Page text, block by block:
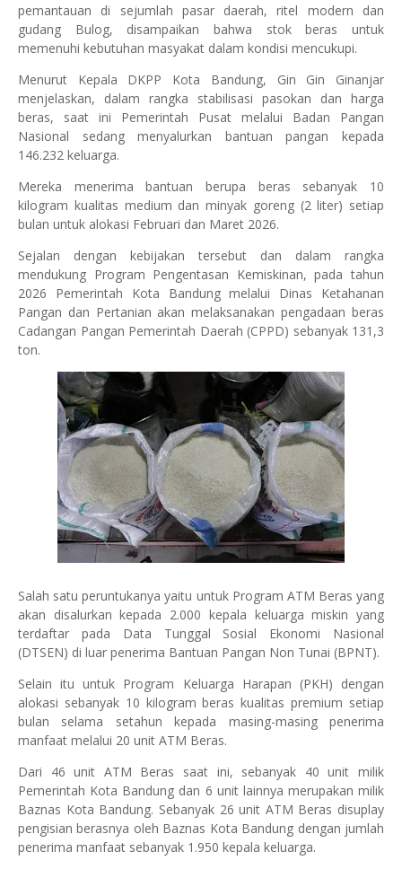
pemantauan di sejumlah pasar daerah, ritel modern dan
gudang Bulog, disampaikan bahwa stok beras untuk
memenuhi kebutuhan masyakat dalam kondisi mencukupi.
Menurut Kepala DKPP Kota Bandung, Gin Gin Ginanjar
menjelaskan, dalam rangka stabilisasi pasokan dan harga
beras, saat ini Pemerintah Pusat melalui Badan Pangan
Nasional sedang menyalurkan bantuan pangan kepada
146.232 keluarga.
Mereka menerima bantuan berupa beras sebanyak 10
kilogram kualitas medium dan minyak goreng (2 liter) setiap
bulan untuk alokasi Februari dan Maret 2026.
Sejalan dengan kebijakan tersebut dan dalam rangka
mendukung Program Pengentasan Kemiskinan, pada tahun
2026 Pemerintah Kota Bandung melalui Dinas Ketahanan
Pangan dan Pertanian akan melaksanakan pengadaan beras
Cadangan Pangan Pemerintah Daerah (CPPD) sebanyak 131,3
ton.
Salah satu peruntukanya yaitu untuk Program ATM Beras yang
akan disalurkan kepada 2.000 kepala keluarga miskin yang
terdaftar pada Data Tunggal Sosial Ekonomi Nasional
(DTSEN) di luar penerima Bantuan Pangan Non Tunai (BPNT).
Selain itu untuk Program Keluarga Harapan (PKH) dengan
alokasi sebanyak 10 kilogram beras kualitas premium setiap
bulan selama setahun kepada masing-masing penerima
manfaat melalui 20 unit ATM Beras.
Dari 46 unit ATM Beras saat ini, sebanyak 40 unit milik
Pemerintah Kota Bandung dan 6 unit lainnya merupakan milik
Baznas Kota Bandung. Sebanyak 26 unit ATM Beras disuplay
pengisian berasnya oleh Baznas Kota Bandung dengan jumlah
penerima manfaat sebanyak 1.950 kepala keluarga.